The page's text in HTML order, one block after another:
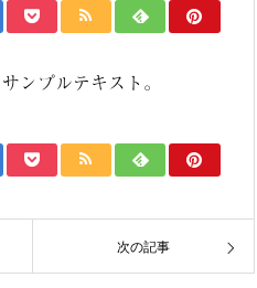
ンプルテキスト。
次の記事